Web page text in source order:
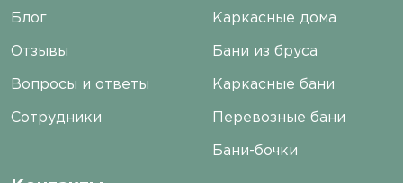
Блог
Отзывы
Вопросы и ответы
Сотрудники
Каркасные дома
Бани из бруса
Каркасные бани
Перевозные бани
Бани-бочки